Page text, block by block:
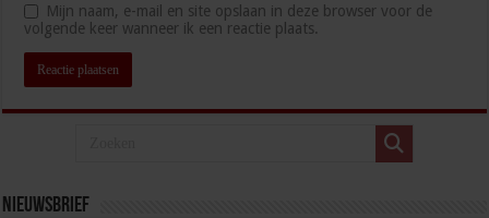
Mijn naam, e-mail en site opslaan in deze browser voor de
volgende keer wanneer ik een reactie plaats.
Nieuwsbrief